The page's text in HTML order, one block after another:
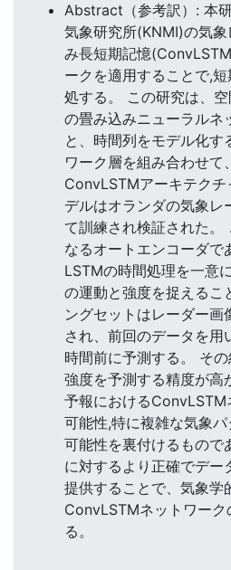
Abstract（参考訳）: 本
気象研究所(KNMI)の気
み長短期記憶
ークを適用することで,
処する。 この研究は、
の畳み込みニューラルネ
と、時間列をモデル化す
ワーク層を組み合わせて
ConvLSTMアーキテク
デルはオランダの気象レ
て訓練され検証された。
なるオートエンコーダで
LSTMの時間処理を一意
の運動と強度を捉えるこ
ングセットはレーダー画
され、前回のデータを用
時間前に予測する。 そ
強度を予測する精度が高
予報における
可能性,特に複雑な気象
可能性を裏付けるもので
に対するより正確でデー
提供することで、気象学
ConvLSTMネットワー
る。